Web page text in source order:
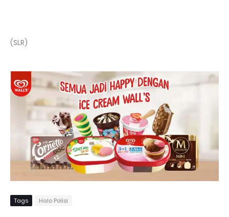
(SLR)
Tags Halo Polisi